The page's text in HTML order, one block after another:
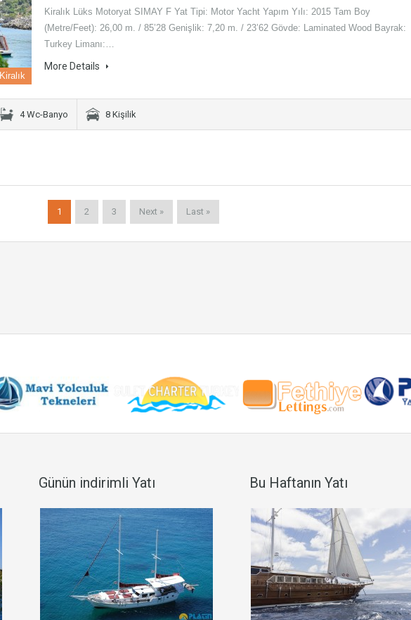
Kiralık
Kiralık Lüks Motoryat SIMAY F Yat Tipi: Motor Yacht Yapım Yılı: 2015 Tam Boy
(Metre/Feet): 26,00 m. / 85’28 Genişlik: 7,20 m. / 23’62 Gövde: Laminated Wood Bayrak:
Turkey Limanı:…
More Details
4 Wc-Banyo 8 Kişilik
1 2 3 Next » Last »
Günün indirimli Yatı Bu Haftanın Yatı